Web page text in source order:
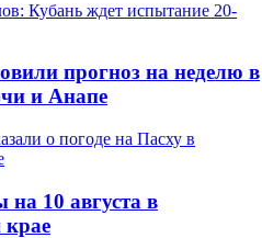
прогноз на неделю в
и Анапе
на 10 августа в
крае